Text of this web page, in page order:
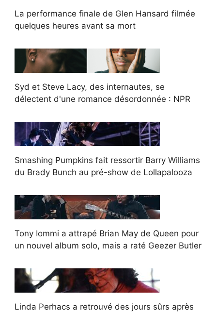
La performance finale de Glen Hansard filmée
quelques heures avant sa mort
Syd et Steve Lacy, des internautes, se
délectent d'une romance désordonnée : NPR
Smashing Pumpkins fait ressortir Barry Williams
du Brady Bunch au pré-show de Lollapalooza
Tony Iommi a attrapé Brian May de Queen pour
un nouvel album solo, mais a raté Geezer Butler
Linda Perhacs a retrouvé des jours sûrs après